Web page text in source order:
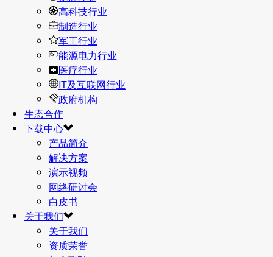
高科技行业
制造行业
军工行业
能源电力行业
医疗行业
IT及互联网行业
政府机构
生态合作
下载中心
产品简介
解决方案
演示视频
网络研讨会
白皮书
关于我们
关于我们
资质荣誉